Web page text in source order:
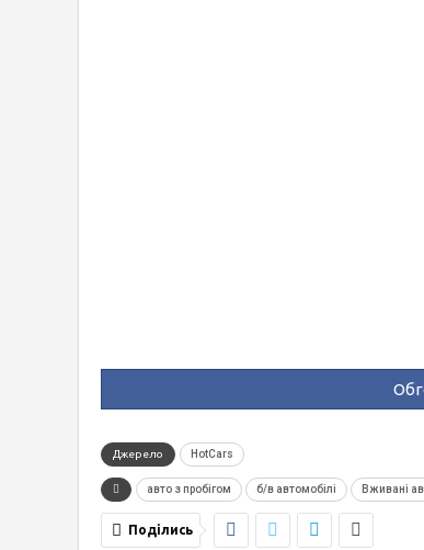
Джерело HotCars
авто з пробігом б/в автомобілі Вживані
Поділись